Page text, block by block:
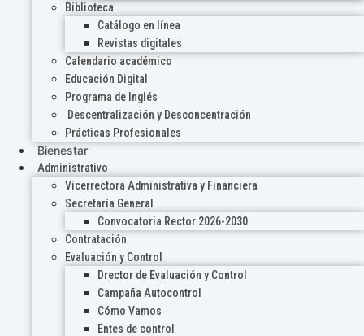
Biblioteca
Catálogo en línea
Revistas digitales
Calendario académico
Educación Digital
Programa de Inglés
Descentralización y Desconcentración
Prácticas Profesionales
Bienestar
Administrativo
Vicerrectora Administrativa y Financiera
Secretaría General
Convocatoria Rector 2026-2030
Contratación
Evaluación y Control
Drector de Evaluación y Control
Campaña Autocontrol
Cómo Vamos
Entes de control